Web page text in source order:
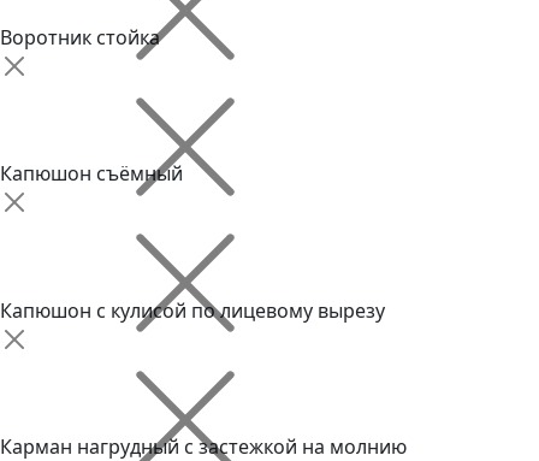
Воротник стойка
Капюшон cъёмный
Капюшон с кулисой по лицевому вырезу
Карман нагрудный с застежкой на молнию